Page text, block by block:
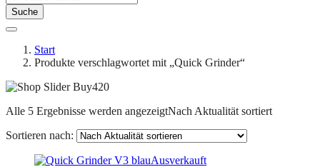
Suche
Start
Produkte verschlagwortet mit „Quick Grinder“
Alle 5 Ergebnisse werden angezeigtNach Aktualität sortiert
Sortieren nach:
Ausverkauft